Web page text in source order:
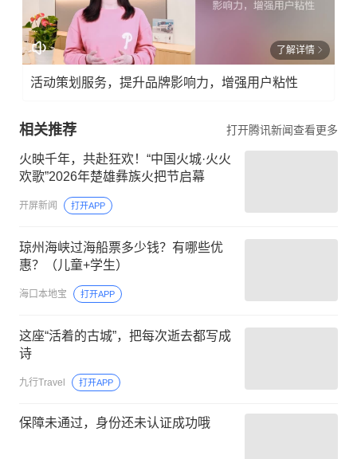
了解详情
活动策划服务，提升品牌影响力，增强用户粘性
相关推荐 打开腾讯新闻查看更多
火映千年，共赴狂欢！“中国火城·火火
欢歌”2026年楚雄彝族火把节启幕
开屏新闻 打开APP
琼州海峡过海船票多少钱？有哪些优
惠？（儿童+学生）
海口本地宝 打开APP
这座“活着的古城”，把每次逝去都写成
诗
九行Travel 打开APP
保障未通过，身份还未认证成功哦